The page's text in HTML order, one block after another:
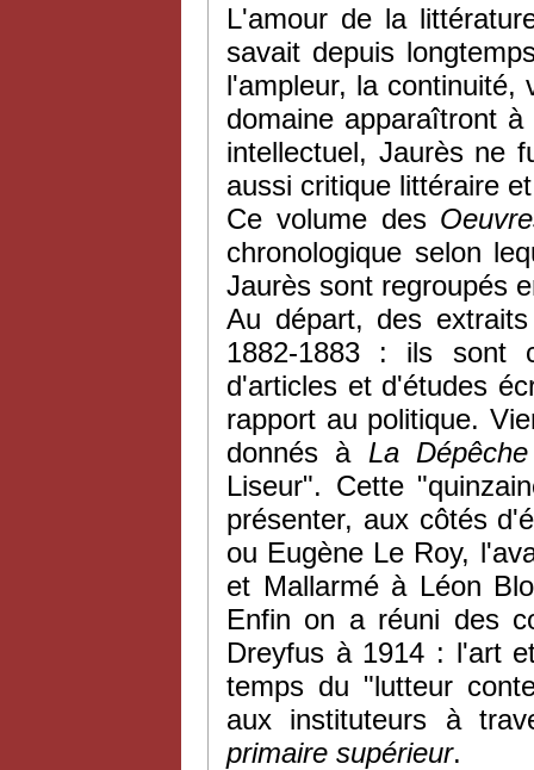
L'amour de la
savait depuis
l'ampleur, la continuité,
domaine apparaîtront
intellectuel, Jaurès ne
aussi critique littéraire
Ce volume des
chronologique selon
Jaurès sont regroupés
Au départ, des
1882-1883 : ils sont
d'articles et d'études
rapport au politique.
donnés à La Dépêche
Liseur". Cette
présenter, aux côtés
ou Eugène Le Roy,
et Mallarmé à Léon
Enfin on a réuni des
Dreyfus à 1914 : l'art
temps du "lutteur
aux instituteurs à
primaire supérieur.